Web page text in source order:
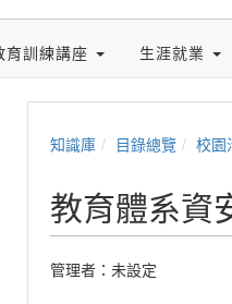
育訓練講座 生涯就業
知識庫 目錄總覽 校園
教育體系資
管理者：未設定